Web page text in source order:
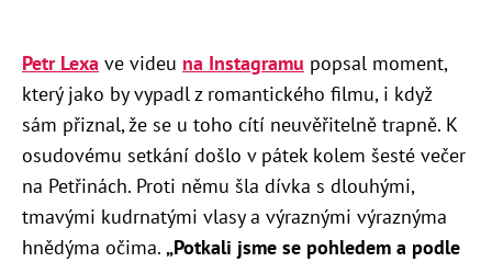
Petr Lexa ve videu na Instagramu popsal moment,
který jako by vypadl z romantického filmu, i když
sám přiznal, že se u toho cítí neuvěřitelně trapně. K
osudovému setkání došlo v pátek kolem šesté večer
na Petřinách. Proti němu šla dívka s dlouhými,
tmavými kudrnatými vlasy a výraznými výraznýma
hnědýma očima. „Potkali jsme se pohledem a podle